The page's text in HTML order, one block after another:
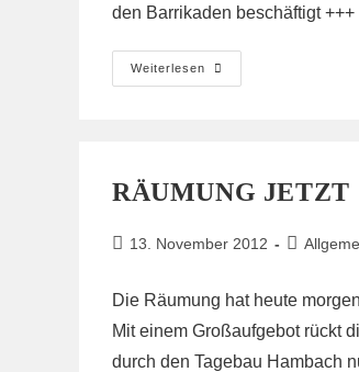
den Barrikaden beschäftigt
Weiterlesen
Update:
08:47
RÄUMUNG JETZT
Beitrag
13. November 2012
Beitrags-
Die Räumung hat heute
Mit einem Großaufgebot rückt
durch den Tagebau Hambach